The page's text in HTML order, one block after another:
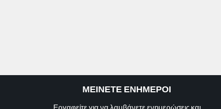
ΜΕΙΝΕΤΕ ΕΝΗΜΕΡΟΙ
Εργαφείτε για να λαμβάνετε ενημερώσεις και